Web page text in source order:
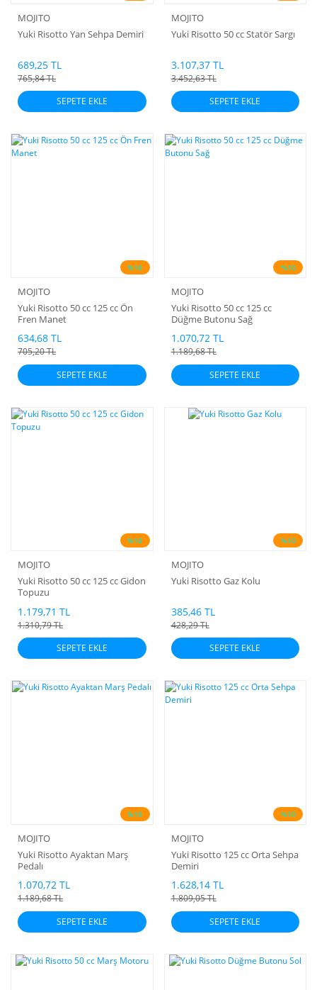
MOJITO
Yuki Risotto Yan Sehpa Demiri
689,25 TL
765,84 TL
SEPETE EKLE
MOJITO
Yuki Risotto 50 cc Statör Sargı
3.107,37 TL
3.452,63 TL
SEPETE EKLE
%10
MOJITO
Yuki Risotto 50 cc 125 cc Ön
Fren Manet
634,68 TL
705,20 TL
SEPETE EKLE
%10
MOJITO
Yuki Risotto 50 cc 125 cc
Düğme Butonu Sağ
1.070,72 TL
1.189,68 TL
SEPETE EKLE
%10
MOJITO
Yuki Risotto 50 cc 125 cc Gidon
Topuzu
1.179,71 TL
1.310,79 TL
SEPETE EKLE
%10
MOJITO
Yuki Risotto Gaz Kolu
385,46 TL
428,29 TL
SEPETE EKLE
%10
MOJITO
Yuki Risotto Ayaktan Marş
Pedalı
1.070,72 TL
1.189,68 TL
SEPETE EKLE
%10
MOJITO
Yuki Risotto 125 cc Orta Sehpa
Demiri
1.628,14 TL
1.809,05 TL
SEPETE EKLE